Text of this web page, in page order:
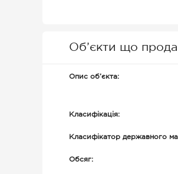
Об’єкти що
Опис об’єкта:
Класифікація:
Класифікатор державного
Обсяг: